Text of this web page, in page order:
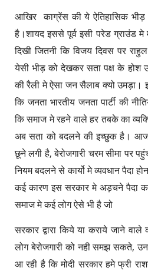
आखिर काग्रेंस की ये ऐतिहासिक
है।शायद इससे पूर्व इसी परेड ग्राउंड मे
दिखी जितनी कि विजय दिवस पर
येसी भीड़ को देखकर सता पक्ष के
की रैली मे ऐसा जन सैलाब क्यो
कि जनता भारतीय जनता पार्टी की
कि समाज मे रहने वाले हर तबके का
अब सता को बदलने की इच्छुक है।
छूने लगी है, बेरोजगारी चरम सीमा पर
नियम बदलने से कार्यो मे व्यवधान पैदा
कई कारण इस सरकार मे अड़चने पैदा
समाज मे कई लोग ऐसे भी है जो
सरकार द्वारा किये या कराये जाने
लोग बेरोजगारी को नही समझ सकते,
आ रही है कि मोदी सरकार हमे फ्री